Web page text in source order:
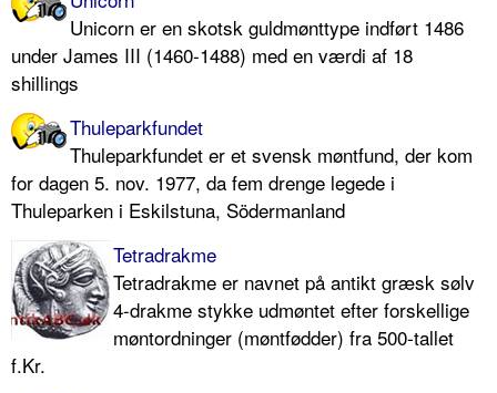
Unicorn er en skotsk guldmønttype indført 1486
under James III (1460-1488) med en værdi af 18
shillings
Thuleparkfundet
Thuleparkfundet er et svensk møntfund, der kom
for dagen 5. nov. 1977, da fem drenge legede i
Thuleparken i Eskilstuna, Södermanland
Tetradrakme
Tetradrakme er navnet på antikt græsk sølv
4-drakme stykke udmøntet efter forskellige
møntordninger (møntfødder) fra 500-tallet
f.Kr.